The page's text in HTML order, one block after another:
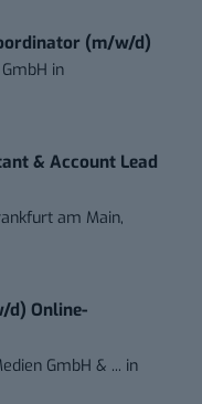
(m/w/d)
in
& Account Lead
am Main,
d) Online-
GmbH & ... in